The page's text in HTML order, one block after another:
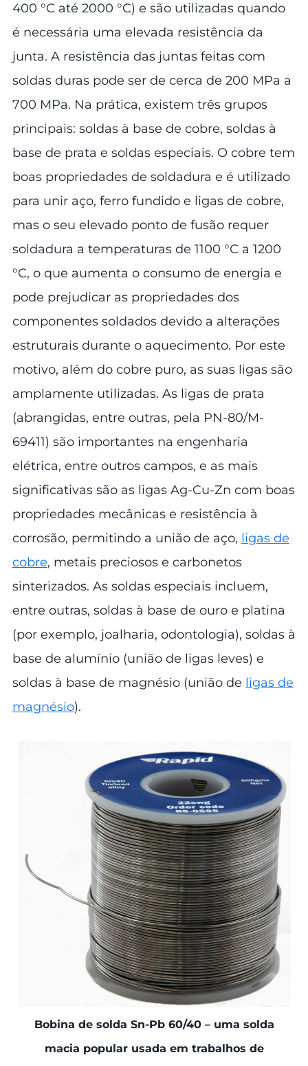
400 °C até 2000 °C) e são utilizadas quando
é necessária uma elevada resistência da
junta. A resistência das juntas feitas com
soldas duras pode ser de cerca de 200 MPa a
700 MPa. Na prática, existem três grupos
principais: soldas à base de cobre, soldas à
base de prata e soldas especiais. O cobre tem
boas propriedades de soldadura e é utilizado
para unir aço, ferro fundido e ligas de cobre,
mas o seu elevado ponto de fusão requer
soldadura a temperaturas de 1100 °C a 1200
°C, o que aumenta o consumo de energia e
pode prejudicar as propriedades dos
componentes soldados devido a alterações
estruturais durante o aquecimento. Por este
motivo, além do cobre puro, as suas ligas são
amplamente utilizadas. As ligas de prata
(abrangidas, entre outras, pela PN-80/M-
69411) são importantes na engenharia
elétrica, entre outros campos, e as mais
significativas são as ligas Ag-Cu-Zn com boas
propriedades mecânicas e resistência à
corrosão, permitindo a união de aço, ligas de
cobre, metais preciosos e carbonetos
sinterizados. As soldas especiais incluem,
entre outras, soldas à base de ouro e platina
(por exemplo, joalharia, odontologia), soldas à
base de alumínio (união de ligas leves) e
soldas à base de magnésio (união de ligas de
magnésio).
Bobina de solda Sn-Pb 60/40 – uma solda
macia popular usada em trabalhos de